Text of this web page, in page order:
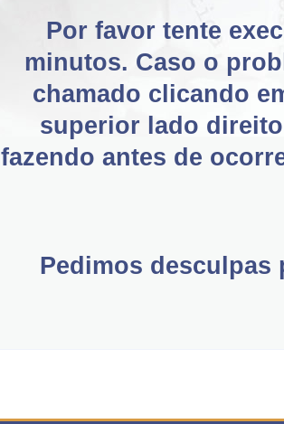
Por favor tente
minutos. Caso o
chamado clicando
superior lado
fazendo antes de
Pedimos